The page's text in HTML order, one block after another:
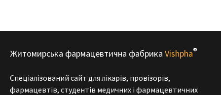
Житомирська фармацевтична фабрика Vishpha®
Спеціалізований сайт для лікарів, провізорів,
фармацевтів, студентів медичних і фармацевтичних